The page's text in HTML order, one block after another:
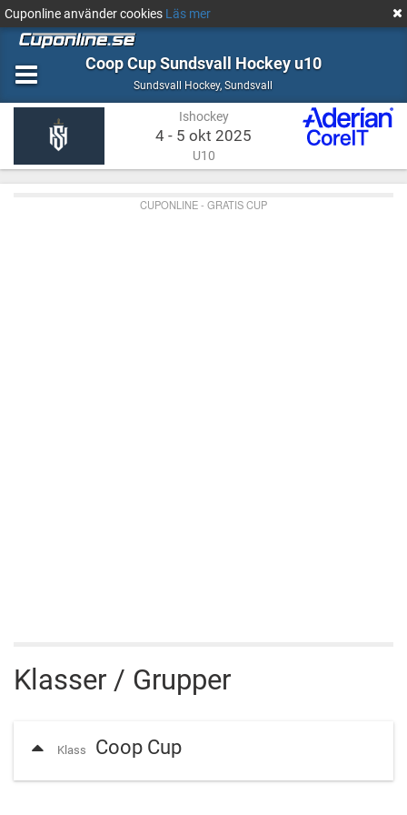
Cuponline använder cookies Läs mer
Coop Cup Sundsvall Hockey u10
Sundsvall Hockey,Ishockey
Sundsvall
Ishockey
4 - 5 okt 2025
U10
CUPONLINE - GRATIS CUP
Klasser / Grupper
Klass Coop Cup